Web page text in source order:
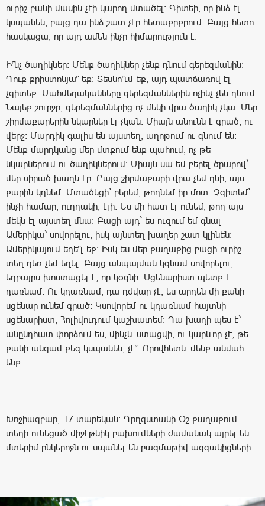
ուրիշ բանի մասին չէի կարող մտածել: Գիտեի, որ ինձ էլ
կսպանեն, բայց դա ինձ շատ չէր հետաքրքրում: Բայց հետո
հասկացա, որ այդ ամեն ինչը հիմարություն է:
Ի՞նչ ծաղիկներ: Մենք ծաղիկներ չենք դնում գերեզմանին:
Դուք քրիստոնյա՞ եք: Տեսնո՞ւմ եք, այդ պատճառով էլ
չգիտեք: Մահմեդականները գերեզմաններին ոչինչ չեն դնում:
Նայեք շուրջը, գերեզմաններից ոչ մեկի վրա ծաղիկ չկա: Մեր
շիրմաքարերին նկարներ էլ չկան: Միայն անունն է գրած, ու
վերջ: Մարդիկ գալիս են այստեղ, աղոթում ու գնում են:
Մենք մարդկանց մեր մտքում ենք պահում, ոչ թե
նկարներում ու ծաղիկներում: Միայն սա եմ բերել ծրարով`
մեր սիրած խաղն էր: Բայց շիրմաքարի վրա չեմ դնի, այս
քարին կդնեմ: Մտածեցի` բերեմ, թողնեմ իր մոտ: Չգիտեմ`
ինչի համար, ուղղակի, էլի: Ես մի հատ էլ ունեմ, թող այս
մեկն էլ այստեղ մնա: Բացի այդ` ես ուզում եմ գնալ
Ամերիկա` սովորելու, իսկ այնտեղ խաղեր շատ կլինեն:
Ամերիկայում եղե՞լ եք: Իսկ ես մեր քաղաքից բացի ուրիշ
տեղ դեռ չեմ եղել: Բայց անպայման կգնամ սովորելու,
եղբայրս խոստացել է, որ կօգնի: Սցենարիստ պետք է
դառնամ: Ու կդառնամ, դա դժվար չէ, ես արդեն մի քանի
սցենար ունեմ գրած: Կսովորեմ ու կդառնամ հայտնի
սցենարիստ, Հոլիվուդում կաշխատեմ: Դա խաղի պես է`
անընդհատ փորձում ես, մինչև ստացվի, ու կարևոր չէ, թե
քանի անգամ քեզ կսպանեն, չէ՞: Որովհետև մենք անմահ
ենք:
Խոջիագբար, 17 տարեկան: Ղրղզստանի Օշ քաղաքում
տեղի ունեցած միջէթնիկ բախումների ժամանակ այրել են
մտերիմ ընկերոջն ու սպանել են բազմաթիվ ազգակիցների: